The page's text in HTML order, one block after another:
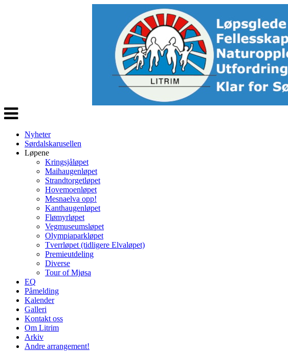
Veksle
navigasjon
Nyheter
Sørdalskarusellen
Løpene
Kringsjåløpet
Maihaugenløpet
Strandtorgetløpet
Hovemoenløpet
Mesnaelva opp!
Kanthaugenløpet
Flømyrløpet
Vegmuseumsløpet
Olympiaparkløpet
Tverrløpet (tidligere Elvaløpet)
Premieutdeling
Diverse
Tour of Mjøsa
EQ
Påmelding
Kalender
Galleri
Kontakt oss
Om Litrim
Arkiv
Andre arrangement!